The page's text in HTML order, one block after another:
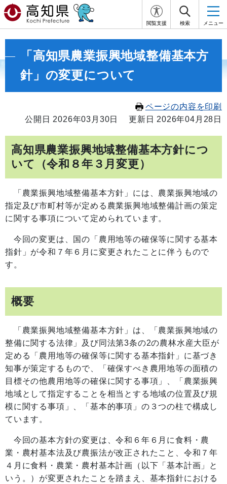
閲覧支援 検索 メニュー
「高知県農業振興地域整備基本方
針」の変更について
ページの内容を印刷
公開日 2026年03月30日
更新日 2026年04月28日
高知県農業振興地域整備基本方針につ
いて（令和８年３月変更）
「農業振興地域整備基本方針」には、農業振興地域の
指定及び市町村等が定める農業振興地域整備計画の策定
に関する事項について定められています。
今回の変更は、国の「農用地等の確保等に関する基本
指針」が令和７年６月に変更されたことに伴うもので
す。
概要
「農業振興地域整備基本方針」は、「農業振興地域の
整備に関する法律」及び同法第3条の2の農林水産大臣が
定める「農用地等の確保等に関する基本指針」に基づき
知事が策定するもので、「確保すべき農用地等の面積の
目標その他農用地等の確保に関する事項」、「農業振興
地域として指定することを相当とする地域の位置及び規
模に関する事項」、「基本的事項」の３つの柱で構成し
ています。
今回の基本方針の変更は、令和６年６月に食料・農
業・農村基本法及び農振法が改正されたこと、令和７年
４月に食料・農業・農村基本計画（以下「基本計画」と
いう。）が変更されたことを踏まえ、基本指針における